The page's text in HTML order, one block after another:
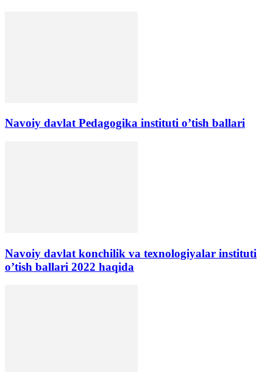
Navoiy davlat Pedagogika instituti o’tish ballari
Navoiy davlat konchilik va texnologiyalar instituti
o’tish ballari 2022 haqida